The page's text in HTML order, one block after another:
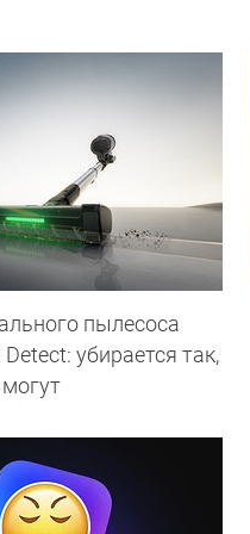
пылесоса
Detect: убирается так,
могут